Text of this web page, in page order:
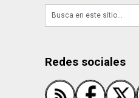
Redes sociales